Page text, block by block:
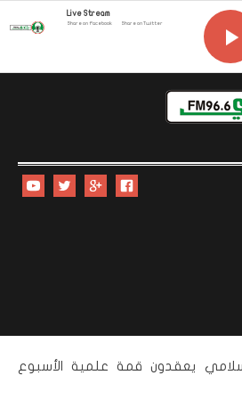
Live Stream
Share on Facebook Share on Twitter